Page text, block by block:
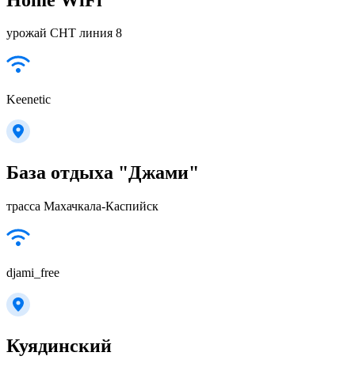
урожай СНТ линия 8
Keenetic
База отдыха "Джами"
трасса Махачкала-Каспийск
djami_free
Куядинский